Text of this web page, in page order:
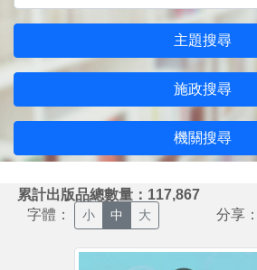
主題搜尋
施政搜尋
機關搜尋
累計出版品總數量：117,867
字體： 小 中 大 分享：